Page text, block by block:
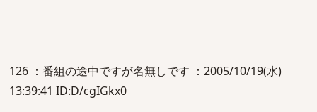
126 ：番組の途中ですが名無しです ：2005/10/19(水)
13:39:41 ID:D/cgIGkx0